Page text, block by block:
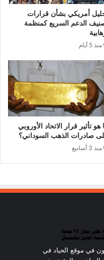
أمريكي بشأن قرارات
الدعم السريع كمنظمة
منذ 5 أيام
هو تأثير قرار الاتحاد الأوروبي
صادرات الذهب السوداني؟
منذ 3 أسابيع
أن نكون في موقع الحياد في